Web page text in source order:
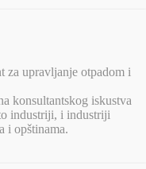
za upravljanje otpadom i
konsultantskog iskustva
industriji, i industriji
i opštinama.